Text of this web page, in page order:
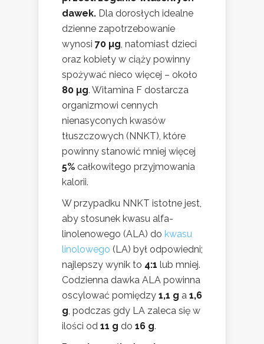
dawek. Dla dorosłych idealne
dzienne zapotrzebowanie
wynosi 70 µg, natomiast dzieci
oraz kobiety w ciąży powinny
spożywać nieco więcej – około
80 µg. Witamina F dostarcza
organizmowi cennych
nienasyconych kwasów
tłuszczowych (NNKT), które
powinny stanowić mniej więcej
5% całkowitego przyjmowania
kalorii.
W przypadku NNKT istotne jest,
aby stosunek kwasu alfa-
linolenowego (ALA) do kwasu
linolowego (LA) był odpowiedni;
najlepszy wynik to 4:1 lub mniej.
Codzienna dawka ALA powinna
oscylować pomiędzy 1,1 g a 1,6
g, podczas gdy LA zaleca się w
ilości od 11 g do 16 g.